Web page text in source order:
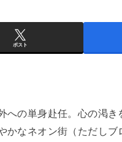
ポスト
への単身赴任。心の渇き
かなネオン街（ただし